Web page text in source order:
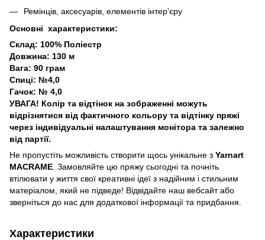
Ремінців, аксесуарів, елементів інтер'єру
Основні характеристики:
Склад: 100% Поліестр
Довжина: 130 м
Вага: 90 грам
Спиці: №4,0
Гачок: № 4,0
УВАГА! Колір та відтінок на зображенні можуть
відрізнятися від фактичного кольору та відтінку пряжі
через індивідуальні налаштування монітора та залежно
від партії.
Не пропустіть можливість створити щось унікальне з Yarnart
MACRAME . Замовляйте цю пряжу сьогодні та почніть
втілювати у життя свої креативні ідеї з надійним і стильним
матеріалом, який не підведе! Відвідайте наш вебсайт або
зверніться до нас для додаткової інформації та придбання.
Характеристики